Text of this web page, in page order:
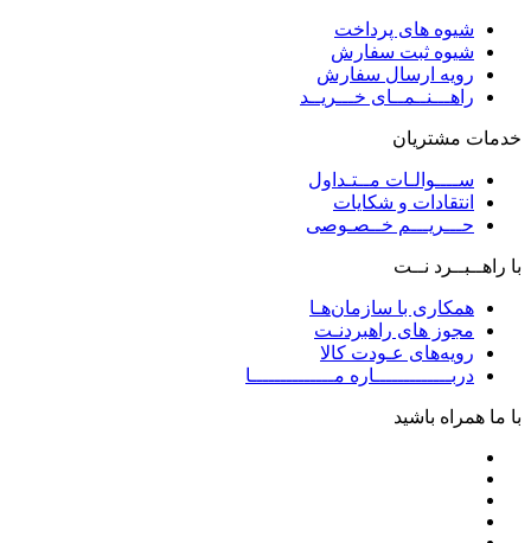
شیوه های پرداخت
شیوه ثبت سفارش
رویه ارسال سفارش
راهـــنــمــای خـــریــد
خدمات مشتریان
ســــوالـات مــتـداول
انتقادات و شکایات
حـــریـــم خــصـوصی
با راهــبــرد نــت
همکاری با سازمان‌هـا
مجوز های راهبردنـت
رویه‌های عـودت کالا
دربـــــــــــــاره مــــــــــــــا
با ما همراه باشید